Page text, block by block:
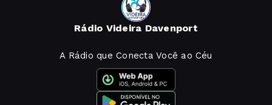
Rádio Videira Davenport
A Rádio que Conecta Você ao Céu